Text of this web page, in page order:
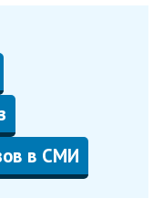
в СМИ